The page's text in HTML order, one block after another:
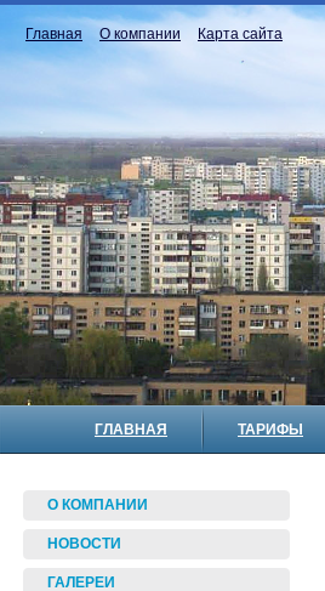
Главная О компании Карта сайта
ГЛАВНАЯ ТАРИФЫ
О КОМПАНИИ
НОВОСТИ
ГАЛЕРЕИ